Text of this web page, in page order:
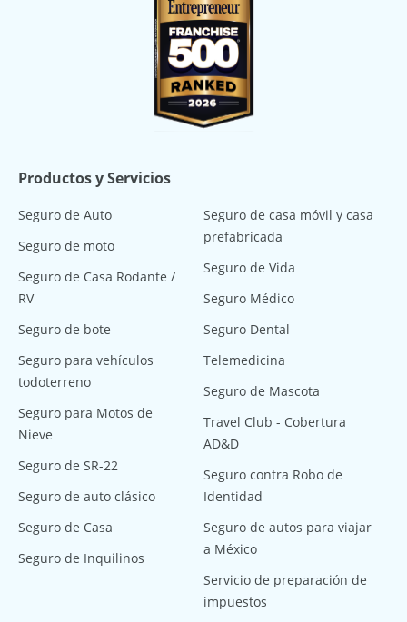
Productos y Servicios
Seguro de Auto
Seguro de moto
Seguro de Casa Rodante /
RV
Seguro de bote
Seguro para vehículos
todoterreno
Seguro para Motos de
Nieve
Seguro de SR-22
Seguro de auto clásico
Seguro de Casa
Seguro de Inquilinos
Seguro de casa móvil y casa
prefabricada
Seguro de Vida
Seguro Médico
Seguro Dental
Telemedicina
Seguro de Mascota
Travel Club - Cobertura
AD&D
Seguro contra Robo de
Identidad
Seguro de autos para viajar
a México
Servicio de preparación de
impuestos